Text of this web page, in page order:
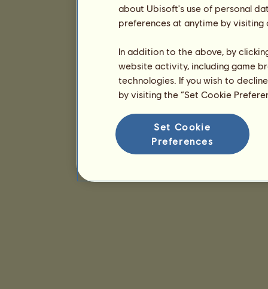
about Ubisoft's use of personal
preferences at anytime by
In addition to the above, by
website activity, including game
technologies. If you wish to
by visiting the “Set Cookie
Set Cookie
Preferences